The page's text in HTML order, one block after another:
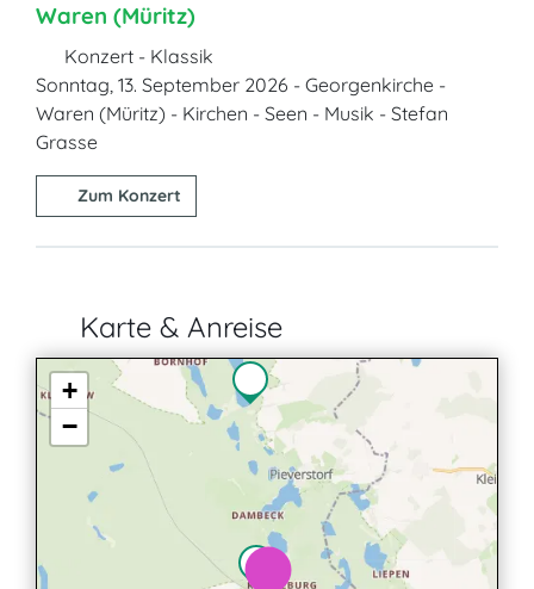
Waren (Müritz)
Konzert - Klassik
Sonntag, 13. September 2026 - Georgenkirche -
Waren (Müritz) - Kirchen - Seen - Musik - Stefan
Grasse
Zum Konzert
Karte & Anreise
+
−